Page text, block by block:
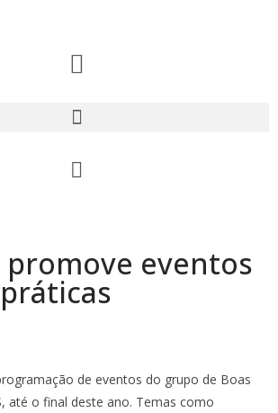
promove eventos
de eventos do grupo de Boas
até o final deste ano. Temas como